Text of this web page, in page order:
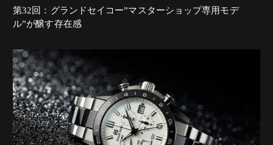
第32回：グランドセイコー”マスターショップ専用モデ
ル”が醸す存在感